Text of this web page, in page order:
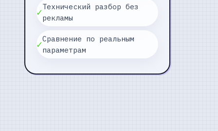
✓Технический разбор без
рекламы
✓Сравнение по реальным
параметрам